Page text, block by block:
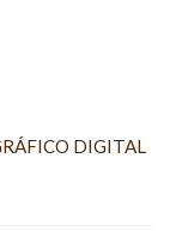
DIGITAL